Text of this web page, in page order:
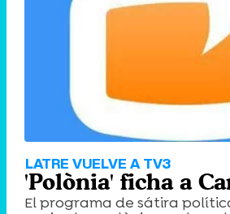
LATRE VUELVE A TV3
'Polònia' ficha a
El programa de sátira